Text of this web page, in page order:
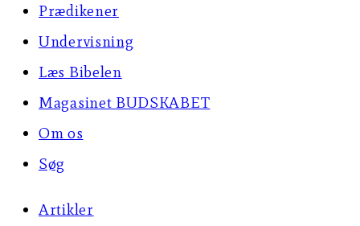
Prædikener
Undervisning
Læs Bibelen
Magasinet BUDSKABET
Om os
Søg
Artikler